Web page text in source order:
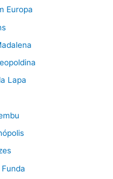
Europa
Lapa